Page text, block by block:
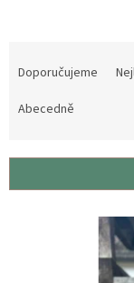
r
Doporučujeme
Abecedně